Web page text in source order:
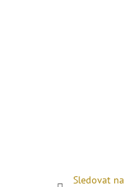
Sledovat